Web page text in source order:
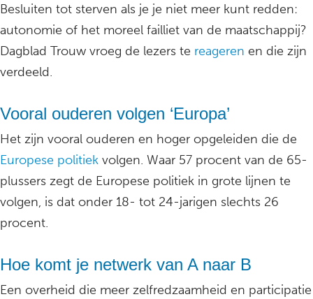
Besluiten tot sterven als je je niet meer kunt redden:
autonomie of het moreel failliet van de maatschappij?
Dagblad Trouw vroeg de lezers te reageren en die zijn
verdeeld.
Vooral ouderen volgen ‘Europa’
Het zijn vooral ouderen en hoger opgeleiden die de
Europese politiek volgen. Waar 57 procent van de 65-
plussers zegt de Europese politiek in grote lijnen te
volgen, is dat onder 18- tot 24-jarigen slechts 26
procent.
Hoe komt je netwerk van A naar B
Een overheid die meer zelfredzaamheid en participatie